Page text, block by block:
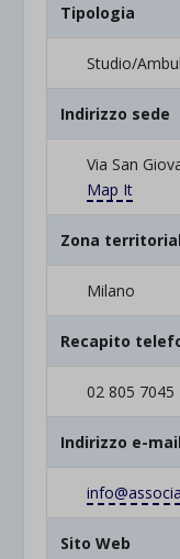
Tipologia
Studio/
Indirizzo sede
Via San
Map It
Zona
Milano
Recapito
02 805 7045
Indirizzo e-mail
Sito Web